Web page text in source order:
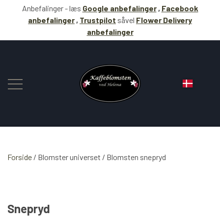
Anbefalinger - læs Google anbefalinger, Facebook
anbefalinger , Trustpilot såvel Flower Delivery
anbefalinger
BLOMSTER
Forside Blomster universet Blomsten snepryd
Snepryd